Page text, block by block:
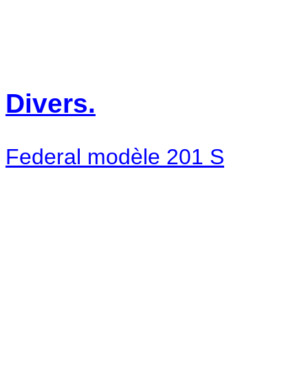
Divers.
Federal modèle 201 S